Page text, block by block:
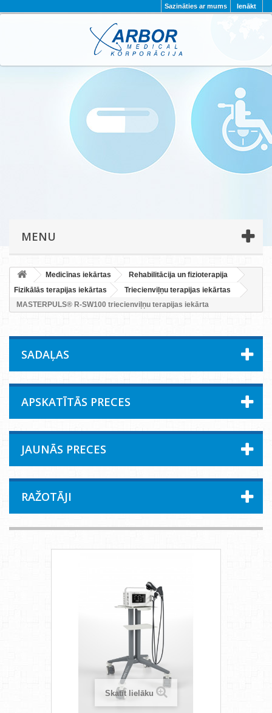
Ienākt
Sazināties ar mums
PAR MUMS PROJEKTI
KONTAKTI
PRIVĀTUMA POLITIKA
MENU
Medicīnas iekārtas
Rehabilitācija un fizioterapija
Fizikālās terapijas iekārtas
Triecienviļņu terapijas iekārtas
MASTERPULS® R-SW100 triecienviļņu terapijas iekārta
SADAĻAS
APSKATĪTĀS PRECES
JAUNĀS PRECES
RAŽOTĀJI
Skatīt lielāku